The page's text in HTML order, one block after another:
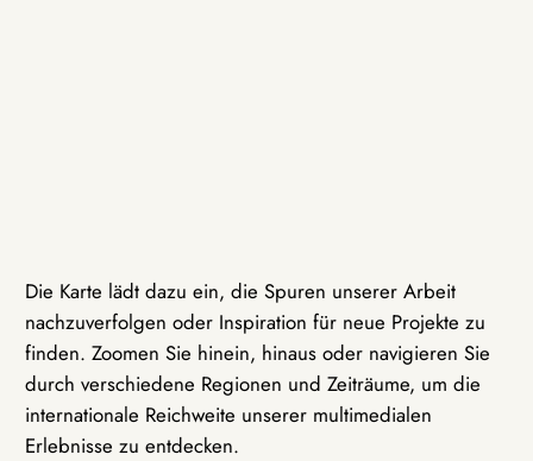
Die Karte lädt dazu ein, die Spuren unserer Arbeit
nachzuverfolgen oder Inspiration für neue Projekte zu
finden. Zoomen Sie hinein, hinaus oder navigieren Sie
durch verschiedene Regionen und Zeiträume, um die
internationale Reichweite unserer multimedialen
Erlebnisse zu entdecken.